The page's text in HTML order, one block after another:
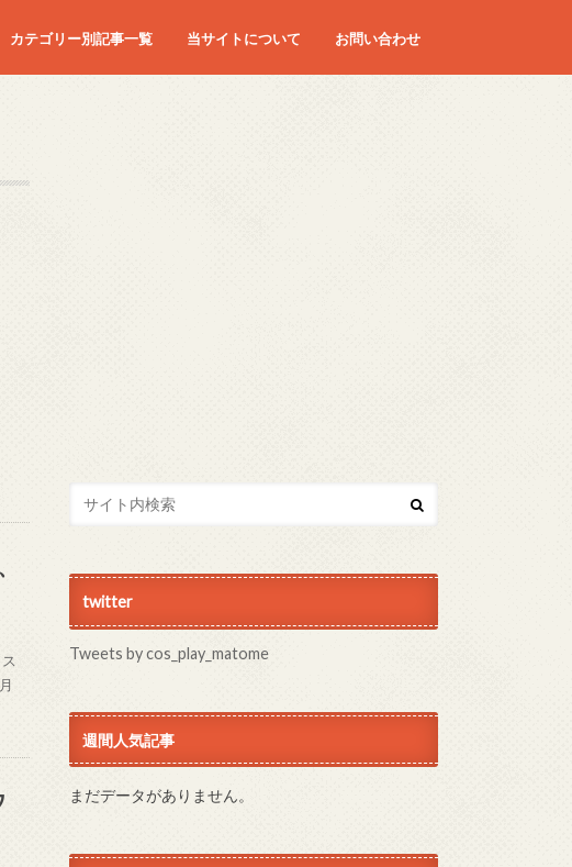
カテゴリー別記事一覧 当サイトについて お問い合わせ
twitter
Tweets by cos_play_matome
週間人気記事
まだデータがありません。